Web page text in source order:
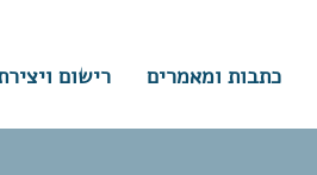
כתבות ומאמרים רישום